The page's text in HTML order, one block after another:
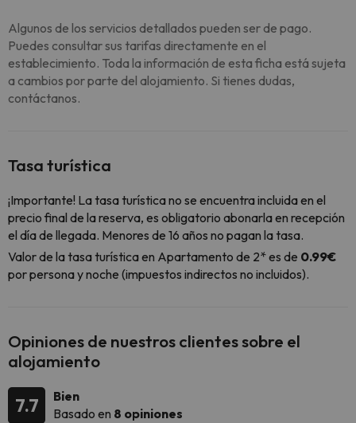
Algunos de los servicios detallados pueden ser de pago.
Puedes consultar sus tarifas directamente en el
establecimiento. Toda la información de esta ficha está sujeta
a cambios por parte del alojamiento. Si tienes dudas,
contáctanos.
Tasa turística
¡Importante! La tasa turística no se encuentra incluida en el
precio final de la reserva, es obligatorio abonarla en recepción
el día de llegada. Menores de 16 años no pagan la tasa.
Valor de la tasa turística en Apartamento de 2* es de 0.99€
por persona y noche (impuestos indirectos no incluidos).
Opiniones de nuestros clientes sobre el
alojamiento
7.7
Bien
Basado en 8 opiniones